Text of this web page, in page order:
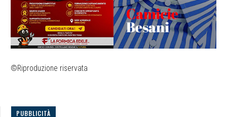
©Riproduzione riservata
PUBBLICITÀ